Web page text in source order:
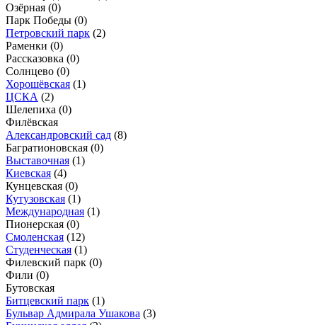
Озёрная (0)
Парк Победы (0)
Петровский парк (2)
Раменки (0)
Рассказовка (0)
Солнцево (0)
Хорошёвская (1)
ЦСКА (2)
Шелепиха (0)
Филёвская
Александровский сад (8)
Багратионовская (0)
Выставочная (1)
Киевская (4)
Кунцевская (0)
Кутузовская (1)
Международная (1)
Пионерская (0)
Смоленская (12)
Студенческая (1)
Филевский парк (0)
Фили (0)
Бутовская
Битцевский парк (1)
Бульвар Адмирала Ушакова (3)